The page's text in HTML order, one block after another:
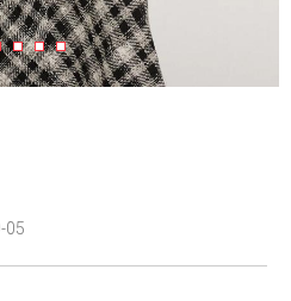
3 4 5
05